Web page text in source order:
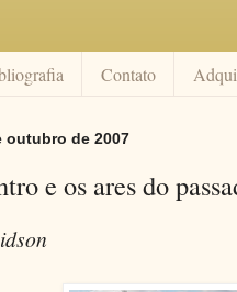
Contato
outubro de 2007
e os ares do